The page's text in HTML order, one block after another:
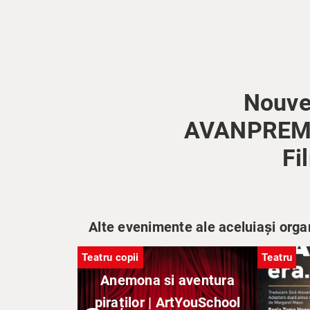
Alte evenimente ale aceluiași
Teatru copii
Anemona si aventura
piraților | ArtYouSchool
Teatru